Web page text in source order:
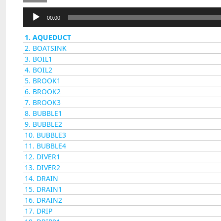
放
器
00:00
1. AQUEDUCT
2. BOATSINK
3. BOIL1
4. BOIL2
5. BROOK1
6. BROOK2
7. BROOK3
8. BUBBLE1
9. BUBBLE2
10. BUBBLE3
11. BUBBLE4
12. DIVER1
13. DIVER2
14. DRAIN
15. DRAIN1
16. DRAIN2
17. DRIP